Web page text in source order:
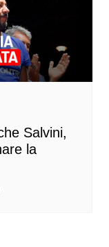
Salvini,
la